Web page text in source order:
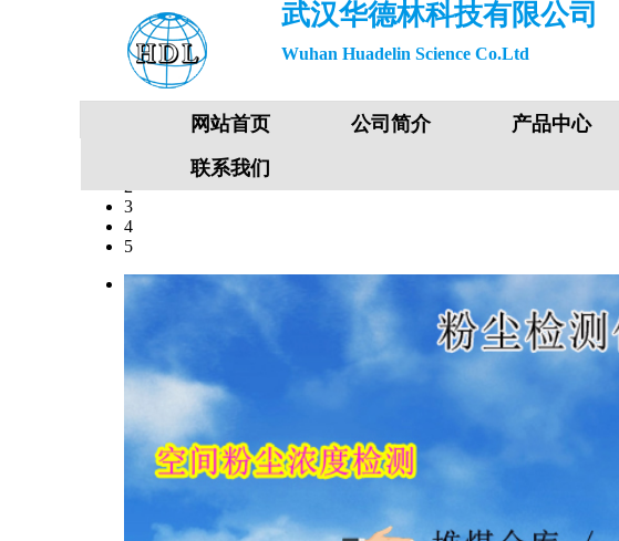
武汉华德林科技有限公司
Wuhan Huadelin Science Co.Ltd
2
3
4
5
网站首页 公司简介 产品中心
联系我们